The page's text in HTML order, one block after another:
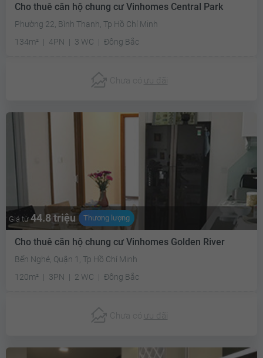
Cho thuê căn hộ chung cư Vinhomes Central Park
Phường 22, Bình Thạnh, Tp Hồ Chí Minh
134m²
4PN 3 WC Đông Bắc
Chưa có ưu đãi
Giá từ 44.8 triệu Thương lượng
Cho thuê căn hộ chung cư Vinhomes Golden River
Bến Nghé, Quận 1, Tp Hồ Chí Minh
120m²
3PN 2 WC Đông Bắc
Chưa có ưu đãi